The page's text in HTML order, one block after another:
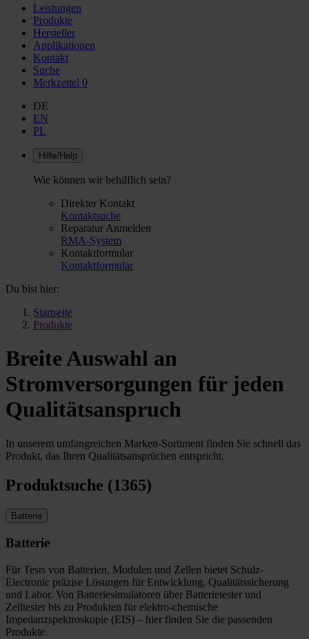
Leistungen
Produkte
Hersteller
Applikationen
Kontakt
Suche
Merkzettel 0
DE
EN
PL
Hilfe/Help
Wie können wir behilflich sein?
Direkter Kontakt
Kontaktsuche
Reparatur Anmelden
RMA-System
Kontaktformular
Kontaktformular
Du bist hier:
Startseite
Produkte
Breite Auswahl an
Stromversorgungen für jeden
Qualitätsanspruch
In unserem umfangreichen Marken-Sortiment finden Sie schnell das
Produkt, das Ihren Qualitätsansprüchen entspricht.
Produktsuche (1365)
Batterie
Batterie
Für Tests von Batterien, Modulen und Zellen bietet Schulz-
Electronic präzise Lösungen für Entwicklung, Qualitätssicherung
und Labor. Von Batteriesimulatoren über Batterietester und
Zelltester bis zu Produkten für elektro-chemische
Impedanzspektroskopie (EIS) – hier finden Sie die passenden
Produkte.